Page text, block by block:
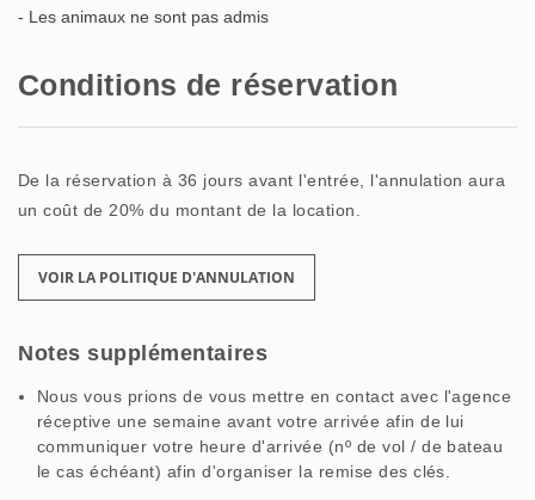
- Les animaux ne sont pas admis
Conditions de réservation
De la réservation à 36 jours avant l'entrée, l'annulation aura
un coût de 20% du montant de la location.
VOIR LA POLITIQUE D'ANNULATION
Notes supplémentaires
Nous vous prions de vous mettre en contact avec l'agence
réceptive une semaine avant votre arrivée afin de lui
communiquer votre heure d'arrivée (nº de vol / de bateau
le cas échéant) afin d'organiser la remise des clés.